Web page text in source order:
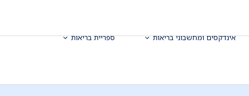
אינדקסים ומחשבוני בריאות ספריית בריאות